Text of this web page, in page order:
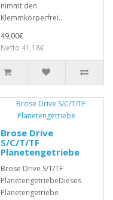
nimmt den
Klemmkörperfrei..
49,00€
Netto 41,18€
Brose Drive
S/C/T/TF
Planetengetriebe
Brose Drive S/T/TF
PlanetengetriebeDieses
Planetengetriebe